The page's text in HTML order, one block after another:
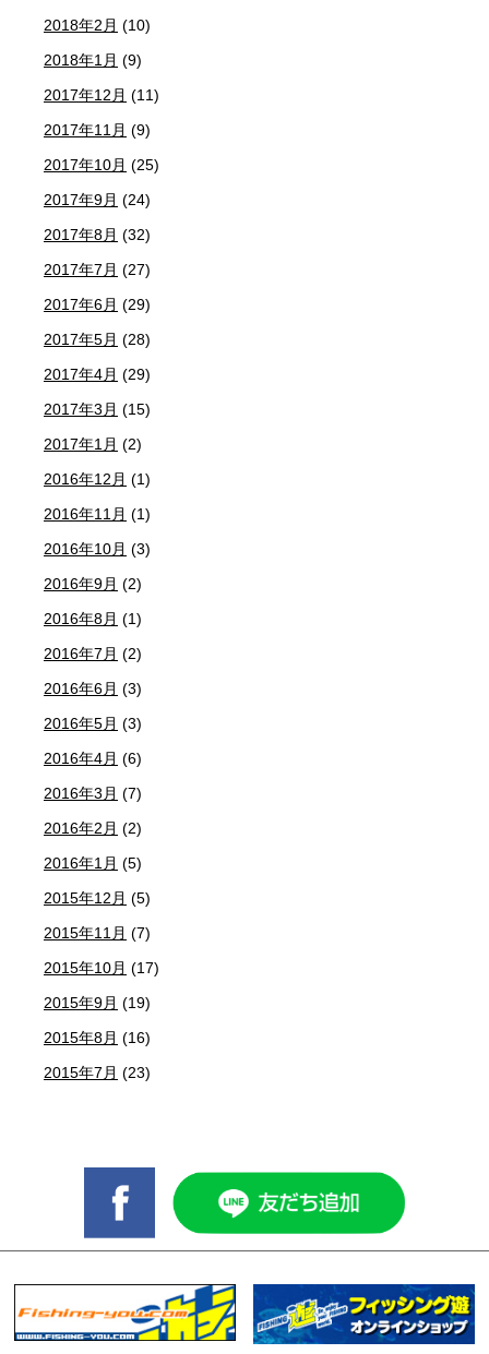
2018年2月 (10)
2018年1月 (9)
2017年12月 (11)
2017年11月 (9)
2017年10月 (25)
2017年9月 (24)
2017年8月 (32)
2017年7月 (27)
2017年6月 (29)
2017年5月 (28)
2017年4月 (29)
2017年3月 (15)
2017年1月 (2)
2016年12月 (1)
2016年11月 (1)
2016年10月 (3)
2016年9月 (2)
2016年8月 (1)
2016年7月 (2)
2016年6月 (3)
2016年5月 (3)
2016年4月 (6)
2016年3月 (7)
2016年2月 (2)
2016年1月 (5)
2015年12月 (5)
2015年11月 (7)
2015年10月 (17)
2015年9月 (19)
2015年8月 (16)
2015年7月 (23)